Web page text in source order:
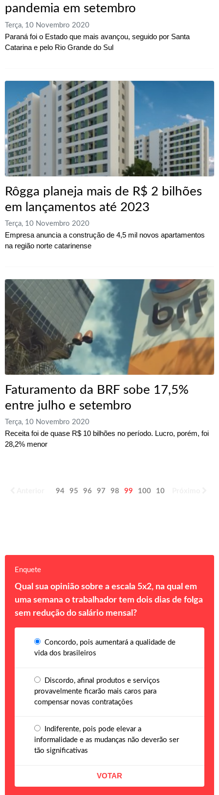
pandemia em setembro
Terça, 10 Novembro 2020
Paraná foi o Estado que mais avançou, seguido por Santa
Catarina e pelo Rio Grande do Sul
Rôgga planeja mais de R$ 2 bilhões
em lançamentos até 2023
Terça, 10 Novembro 2020
Empresa anuncia a construção de 4,5 mil novos apartamentos
na região norte catarinense
Faturamento da BRF sobe 17,5%
entre julho e setembro
Terça, 10 Novembro 2020
Receita foi de quase R$ 10 bilhões no período. Lucro, porém, foi
28,2% menor
94 95 96 97 98 99 100 101
Enquete
Qual sua opinião sobre a escala 5x2, na qual em
uma semana o trabalhador tem dois dias de folga
sem redução do salário mensal?
Concordo, pois aumentará a qualidade de
vida dos brasileiros
Discordo, afinal produtos e serviços
provavelmente ficarão mais caros para
compensar novas contratações
Indiferente, pois pode elevar a
informalidade e as mudanças não deverão ser
tão significativas